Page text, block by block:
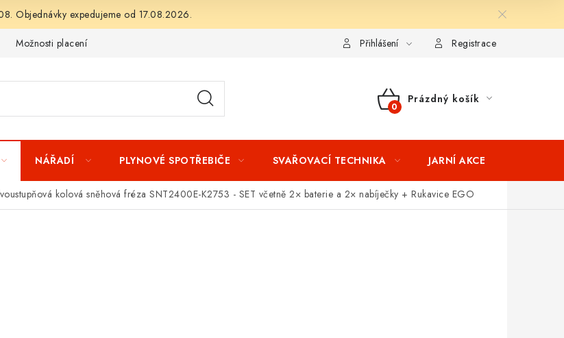
Objednávky expedujeme od 17.08.2026.
Možnosti placení Splátkový prodej Tabulka velikostí oblečení
Přihlášení Registrace
NÁKUPNÍ
Prázdný košík
NÁŘADÍ PLYNOVÉ SPOTŘEBIČE SVAŘOVACÍ TECHNIKA JARNÍ AKCE
kolová sněhová fréza SNT2400E-K2753 - SET včetně 2× baterie a 2× nabíječky + Rukavice EGO